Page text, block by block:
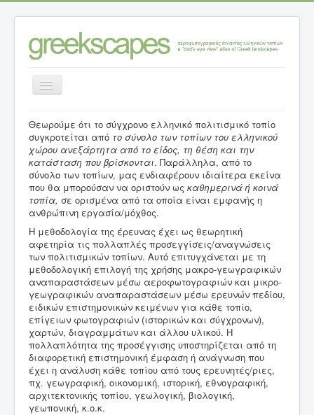
Εναλλαγή
πλοήγησης
Αρχική σελίδα > Μεθοδολογία Έρευνας
Θεωρούμε ότι το σύγχρονο ελληνικό πολιτισμικό τοπίο
συγκροτείται από το σύνολο των τοπίων του ελληνικού
χώρου ανεξάρτητα από το είδος, τη θέση και την
κατάσταση που βρίσκονται. Παράλληλα, από το
σύνολο των τοπίων, μας ενδιαφέρουν ιδιαίτερα εκείνα
που θα μπορούσαν να οριστούν ως καθημερινά ή κοινά
τοπία, σε ορισμένα από τα οποία είναι εμφανής η
ανθρώπινη εργασία/μόχθος.
Η μεθοδολογία της έρευνας έχει ως θεωρητική
αφετηρία τις πολλαπλές προσεγγίσεις/αναγνώσεις
των πολιτισμικών τοπίων. Αυτό επιτυγχάνεται με τη
μεθοδολογική επιλογή της χρήσης μακρο-γεωγραφικών
αναπαραστάσεων μέσω αεροφωτογραφιών και μικρο-
γεωγραφικών αναπαραστάσεων μέσω ερευνών πεδίου,
ειδικών επιστημονικών κειμένων για κάθε τοπίο,
επίγειων φωτογραφιών (ιστορικών και σύγχρονων),
χαρτών, διαγραμμάτων και άλλου υλικού. Η
πολλαπλότητα της προσέγγισης υποστηρίζεται από τη
διαφορετική επιστημονική έμφαση ή ανάγνωση που
έχει η ανάλυση κάθε τοπίου από τους ερευνητές/ριες,
πχ. γεωγραφική, οικονομική, ιστορική, εθνογραφική,
αρχιτεκτονικής τοπίου, γεωλογική, βιολογική,
γεωπονική, κ.ο.κ.